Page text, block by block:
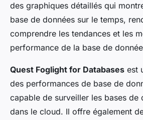
des graphiques détaillés qui
base de données sur le temps,
comprendre les tendances et les
performance de la base de
Quest Foglight for Databases est
des performances de base de
capable de surveiller les bases de
dans le cloud. Il offre également